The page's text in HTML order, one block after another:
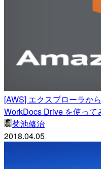
[AWS] エクスプローラか
WorkDocs Drive を使って
菊池修治
2018.04.05